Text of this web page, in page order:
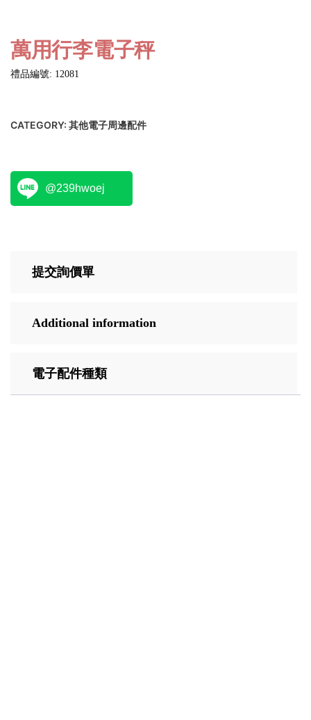
萬用行李電子秤
禮品編號: 12081
CATEGORY: 其他電子周邊配件
@239hwoej
提交詢價單
Additional information
電子配件種類